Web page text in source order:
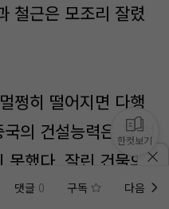
철근은 모조리 잘렸
쩡히 떨어지면 다행
의 건설능력은 그 정
했다. 잘린 건물의
잃고 쓰러지고, 중심
댓글 0 구독 다음
한컷보기
미노벨 앱설치하기